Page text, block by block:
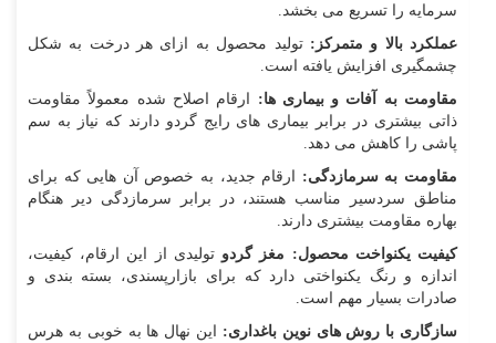
سرمایه را تسریع می‌ بخشد.
عملکرد بالا و متمرکز: تولید محصول به ازای هر درخت به شکل
چشمگیری افزایش یافته است.
مقاومت به آفات و بیماری‌ ها: ارقام اصلاح‌ شده معمولاً مقاومت
ذاتی بیشتری در برابر بیماری‌ های رایج گردو دارند که نیاز به سم‌
پاشی را کاهش می‌ دهد.
مقاومت به سرمازدگی: ارقام جدید، به خصوص آن‌ هایی که برای
مناطق سردسیر مناسب هستند، در برابر سرمازدگی دیر هنگام
بهاره مقاومت بیشتری دارند.
کیفیت یکنواخت محصول: مغز گردو تولیدی از این ارقام، کیفیت،
اندازه و رنگ یکنواختی دارد که برای بازارپسندی، بسته‌ بندی و
صادرات بسیار مهم است.
سازگاری با روش‌ های نوین باغداری: این نهال‌ ها به خوبی به هرس